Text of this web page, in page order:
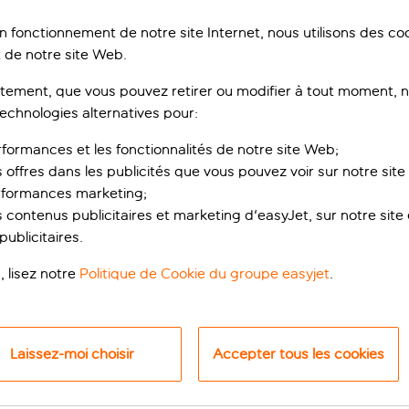
compris au
dorés de la plage de Falésia, ce vaste complexe
et d’Albufeira, deux des villes les plus populaires de
de la région.
l’intention des athlètes en herbe, l’immense terrain de
peu d’exercice, vous pourrez suivre l’un des
préférez vous détendre ? Alors, rendez-vous au spa
fonctionnement de notre site Internet, nous utilisons des
notre site Web.
que vous pouvez retirer ou modifier à tout moment,
alternatives pour:
et les fonctionnalités de notre site Web;
offres dans les publicités que vous pouvez voir sur notre site
marketing;
contenus publicitaires et marketing d'easyJet, sur notre site
lisez notre Politique de Cookie du groupe easyjet.
Laissez-moi choisir Accepter tous les cookies